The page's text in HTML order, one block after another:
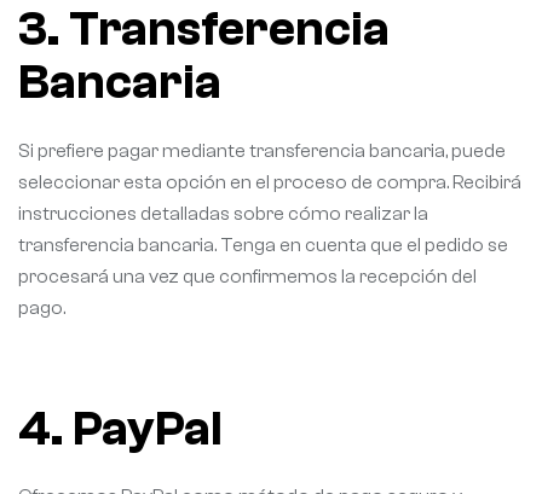
3. Transferencia
Bancaria
Si prefiere pagar mediante transferencia bancaria, puede
seleccionar esta opción en el proceso de compra. Recibirá
instrucciones detalladas sobre cómo realizar la
transferencia bancaria. Tenga en cuenta que el pedido se
procesará una vez que confirmemos la recepción del
pago.
4. PayPal